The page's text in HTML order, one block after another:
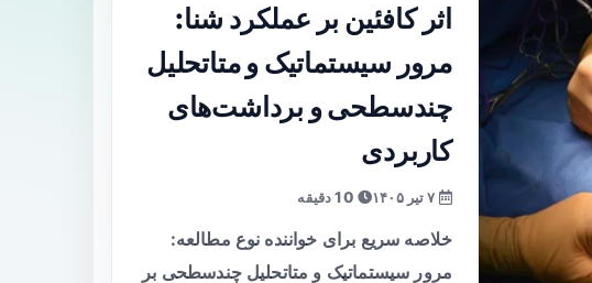
اثر کافئین بر عملکرد شنا:
مرور سیستماتیک و متا‌تحلیل
چندسطحی و برداشت‌های
کاربردی
خلاصه سریع برای خواننده نوع مطالعه:
مرور سیستماتیک و متا‌تحلیل چندسطحی بر